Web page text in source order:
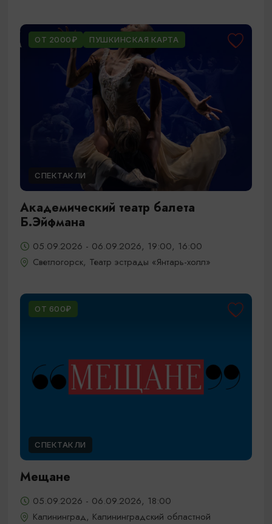
ОТ 2000₽ ПУШКИНСКАЯ КАРТА
СПЕКТАКЛИ
Академический театр балета
Б.Эйфмана
05.09.2026 - 06.09.2026, 19:00, 16:00
Светлогорск, Театр эстрады «Янтарь-холл»
ОТ 600₽
СПЕКТАКЛИ
Мещане
05.09.2026 - 06.09.2026, 18:00
Калининград, Калининградский областной